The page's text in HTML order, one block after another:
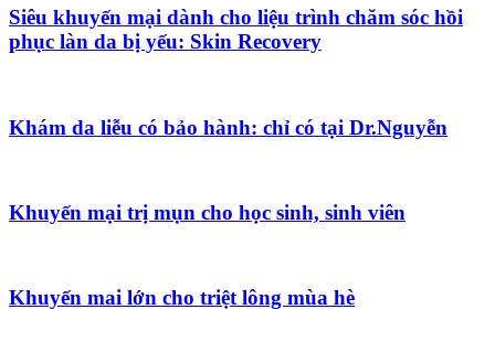
Siêu khuyến mại dành cho liệu trình chăm sóc hồi
phục làn da bị yếu: Skin Recovery
Khám da liễu có bảo hành: chỉ có tại Dr.Nguyễn
Khuyến mại trị mụn cho học sinh, sinh viên
Khuyến mai lớn cho triệt lông mùa hè